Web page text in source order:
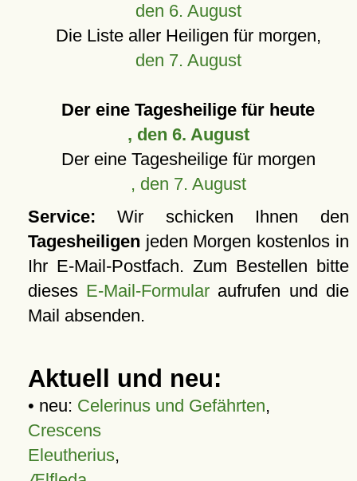
den 6. August
Die Liste aller Heiligen für morgen,
den 7. August
Der eine Tagesheilige für heute
, den 6. August
Der eine Tagesheilige für morgen
, den 7. August
Service: Wir schicken Ihnen den
Tagesheiligen jeden Morgen kostenlos in
Ihr E-Mail-Postfach. Zum Bestellen bitte
dieses E-Mail-Formular aufrufen und die
Mail absenden.
Aktuell und neu:
• neu: Celerinus und Gefährten,
Crescens
Eleutherius,